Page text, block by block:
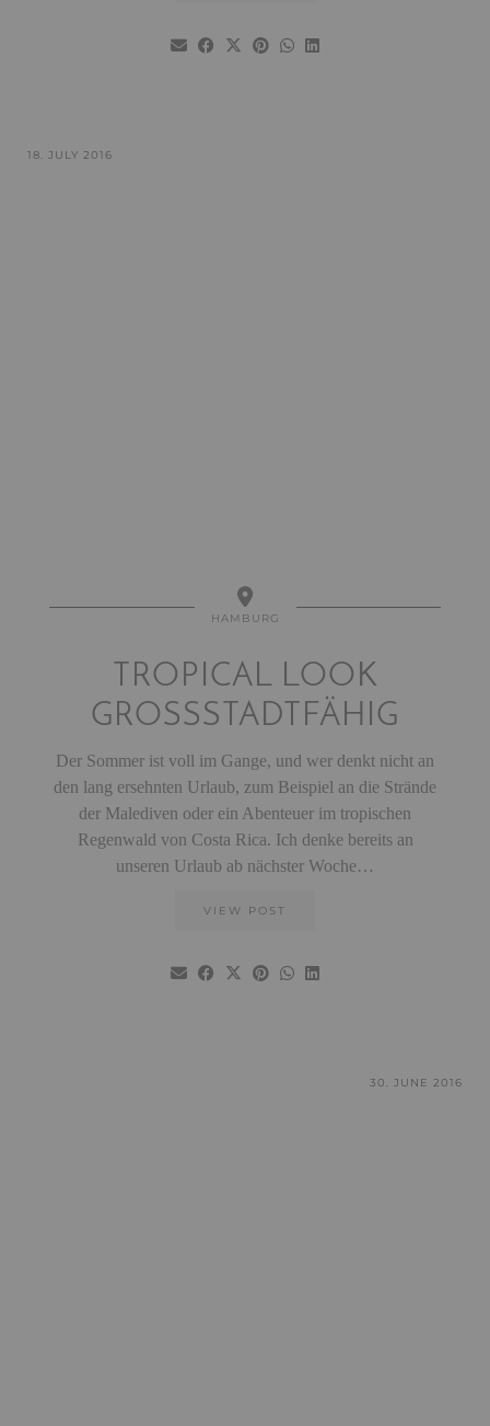
18. JULY 2016
HAMBURG
TROPICAL LOOK
GROSSSTADTFÄHIG
Der Sommer ist voll im Gange, und wer denkt nicht an
den lang ersehnten Urlaub, zum Beispiel an die Strände
der Malediven oder ein Abenteuer im tropischen
Regenwald von Costa Rica. Ich denke bereits an
unseren Urlaub ab nächster Woche…
VIEW POST
30. JUNE 2016